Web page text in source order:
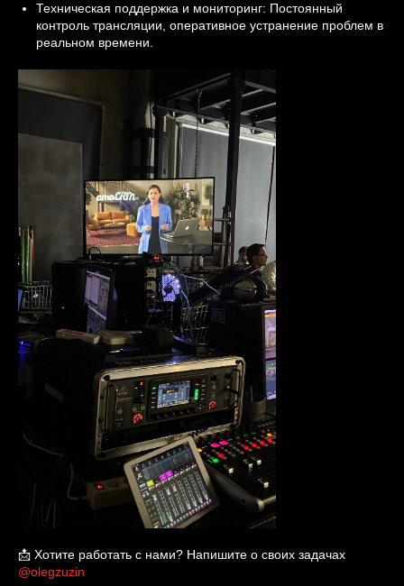
Техническая поддержка и мониторинг: Постоянный
контроль трансляции, оперативное устранение проблем в
реальном времени.
📩 Хотите работать с нами? Напишите о своих задачах
@olegzuzin